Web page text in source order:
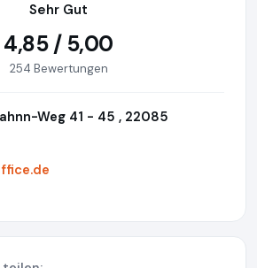
Sehr Gut
4,85 / 5,00
254 Bewertungen
Weg 41 - 45 , 22085